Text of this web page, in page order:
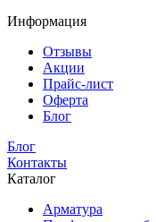
Информация
Отзывы
Акции
Прайс-лист
Оферта
Блог
Блог
Контакты
Каталог
Арматура